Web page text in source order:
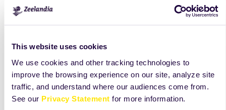
This website uses cookies
We use cookies and other tracking technologies to
improve the browsing experience on our site, analyze site
traffic, and understand where our audiences come from.
See our Privacy Statement for more information.
Kontaktujte nás
Receptura